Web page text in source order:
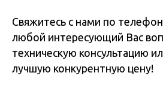
Свяжитесь с нами по
любой интересующий Вас
техническую консультацию
лучшую конкурентную цену!